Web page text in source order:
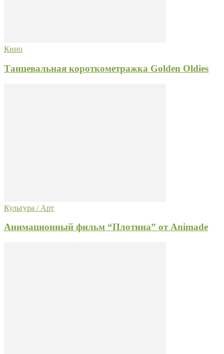
Кино
Танцевальная короткометражка Golden Oldies
Культура / Арт
Анимационный фильм “Плотина” от Animade